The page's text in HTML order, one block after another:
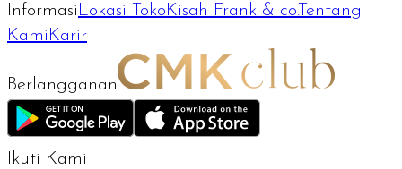
Informasi Lokasi Toko Kisah Frank & co.Tentang
Kami Karir
Berlangganan
Ikuti Kami